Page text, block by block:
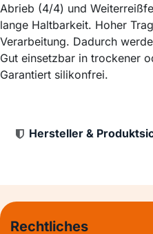
Abrieb (4/4) und
lange Haltbarkeit. Hoher
Verarbeitung. Dadurch
Gut einsetzbar in trockener
Garantiert silikonfrei.
Hersteller &
Rechtliches